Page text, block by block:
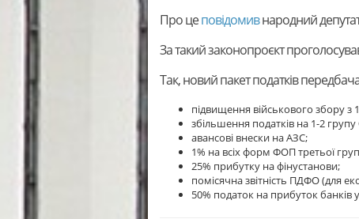
Про цеповідомивнародний
За такий законопроєкт
Так, новий пакет податків
підвищення військового збору з
збільшення податків на 1-2
авансові внески на АЗС;
1% на всіх форм ФОП третьої
25% прибутку на фінустанови;
помісячна звітність ПДФО (для
50% податок на прибуток банків